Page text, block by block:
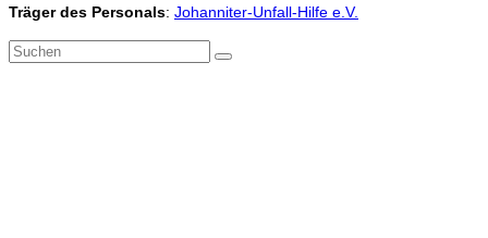
Träger des Personals: Johanniter-Unfall-Hilfe e.V.
Suchen